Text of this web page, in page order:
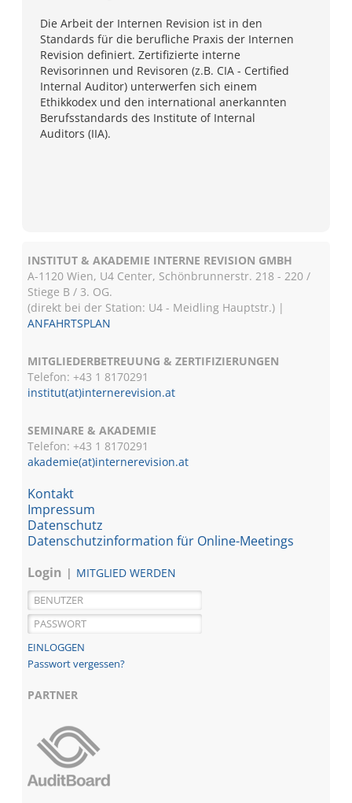
Die Arbeit der Internen Revision ist in den
Standards für die berufliche Praxis der Internen
Revision definiert. Zertifizierte interne
Revisorinnen und Revisoren (z.B. CIA - Certified
Internal Auditor) unterwerfen sich einem
Ethikkodex und den international anerkannten
Berufsstandards des Institute of Internal
Auditors (IIA).
INSTITUT & AKADEMIE INTERNE REVISION GMBH
A-1120 Wien, U4 Center, Schönbrunnerstr. 218 - 220 /
Stiege B / 3. OG.
(direkt bei der Station: U4 - Meidling Hauptstr.) |
ANFAHRTSPLAN
MITGLIEDERBETREUUNG & ZERTIFIZIERUNGEN
Telefon: +43 1 8170291
institut(at)internerevision.at
SEMINARE & AKADEMIE
Telefon: +43 18170291
akademie(at)internerevision.at
Kontakt
Impressum
Datenschutz
Datenschutzinformation für Online-Meetings
Login
MITGLIED WERDEN
Passwort vergessen?
PARTNER